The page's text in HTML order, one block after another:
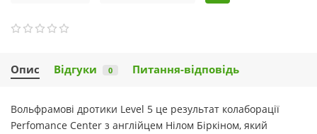
Опис Відгуки 0 Питання-відповідь
Вольфрамові дротики Level 5 це результат колаборації
Perfomance Center з англійцем Нілом Біркіном, який